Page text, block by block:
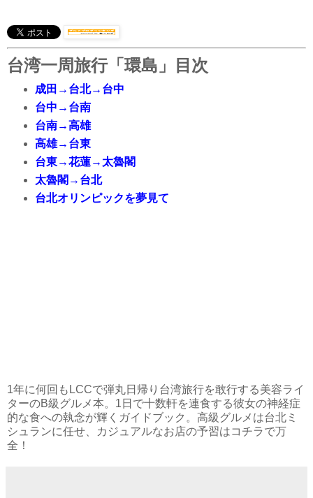
台湾一周旅行「環島」目次
成田→台北→台中
台中→台南
台南→高雄
高雄→台東
台東→花蓮→太魯閣
太魯閣→台北
台北オリンピックを夢見て
1年に何回もLCCで弾丸日帰り台湾旅行を敢行する美容ライ
ターのB級グルメ本。1日で十数軒を連食する彼女の神経症
的な食への執念が輝くガイドブック。高級グルメは台北ミ
シュランに任せ、カジュアルなお店の予習はコチラで万
全！